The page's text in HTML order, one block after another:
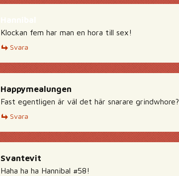
Klockan fem har man en hora till sex!
Svara
Happymealungen
Fast egentligen är väl det här snarare grindwhore?
Svara
Svantevit
Haha ha ha Hannibal #58!